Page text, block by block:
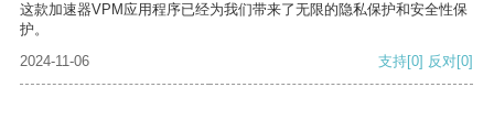
这款加速器VPM应用程序已经为我们带来了无限的隐私保护和安全性保
护。
2024-11-06
支持[0] 反对[0]